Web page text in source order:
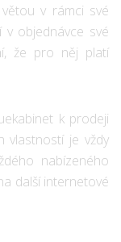
v rámci své
v objednávce své
že pro něj platí
k prodeji
vlastností je vždy
nabízeného
další internetové